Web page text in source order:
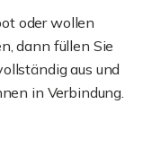
oder wollen
dann füllen Sie
aus und
in Verbindung.